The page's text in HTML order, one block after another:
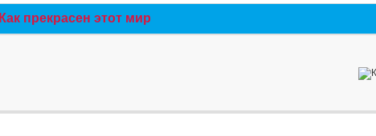
Как прекрасен этот мир